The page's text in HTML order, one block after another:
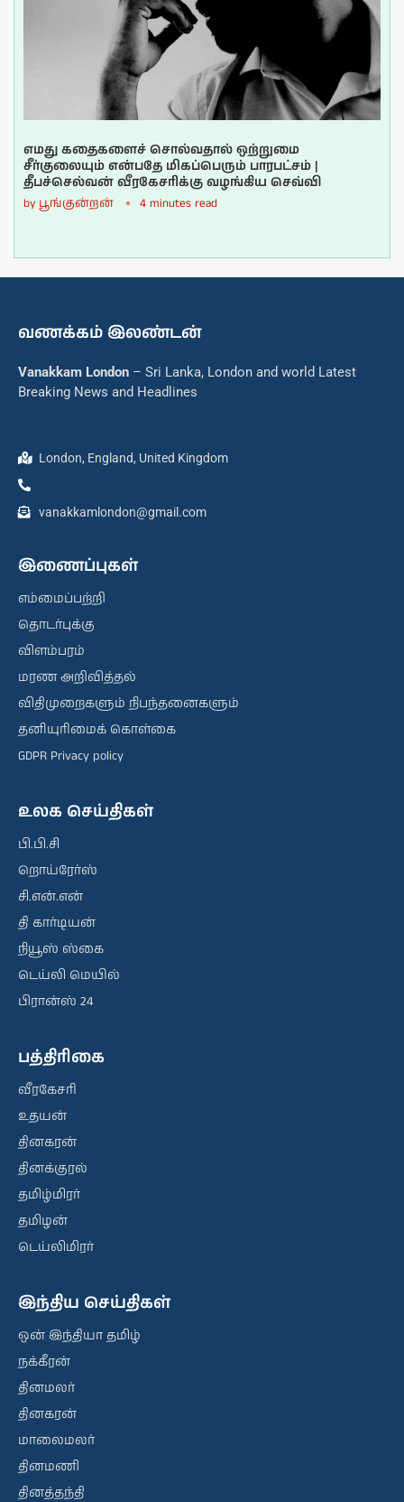
எமது கதைகளைச் சொல்வதால் ஒற்றுமை
சீர்குலையும் என்பதே மிகப்பெரும் பாரபட்சம் |
தீபச்செல்வன் வீரகேசரிக்கு வழங்கிய செவ்வி
by பூங்குன்றன் 4 minutes read
வணக்கம் இலண்டன்
Vanakkam London – Sri Lanka, London and world Latest
Breaking News and Headlines
London, England, United Kingdom
vanakkamlondon@gmail.com
இணைப்புகள்
எம்மைப்பற்றி
தொடர்புக்கு
விளம்பரம்
மரண அறிவித்தல்
விதிமுறைகளும் நிபந்தனைகளும்
தனியுரிமைக் கொள்கை
GDPR Privacy policy
உலக செய்திகள்
பி.பி.சி
றொய்ரேர்ஸ்
சி.என்.என்
தி கார்டியன்
நியூஸ் ஸ்கை
டெய்லி மெயில்
பிரான்ஸ் 24
பத்திரிகை
வீரகேசரி
உதயன்
தினகரன்
தினக்குரல்
தமிழ்மிரர்
தமிழன்
டெய்லிமிரர்
இந்திய செய்திகள்
ஒன் இந்தியா தமிழ்
நக்கீரன்
தினமலர்
தினகரன்
மாலைமலர்
தினமணி
தினத்தந்தி